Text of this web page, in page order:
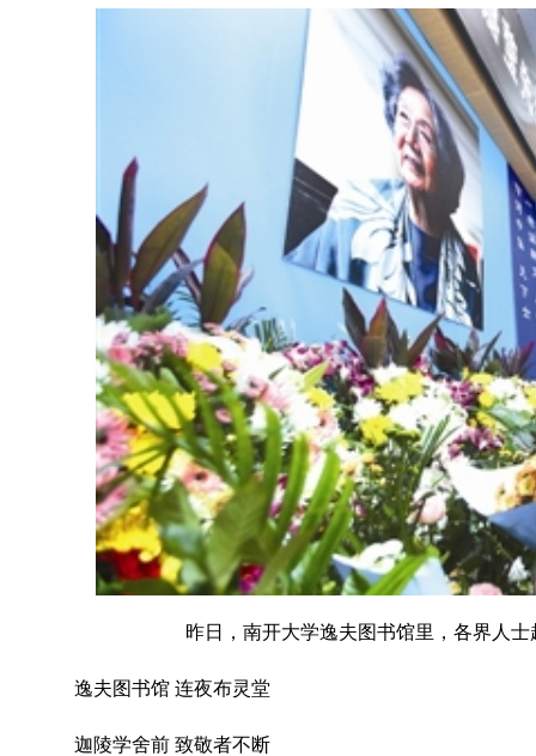
昨日，南开大学逸夫图书馆里，各界人
逸夫图书馆 连夜布灵堂
迦陵学舍前 致敬者不断